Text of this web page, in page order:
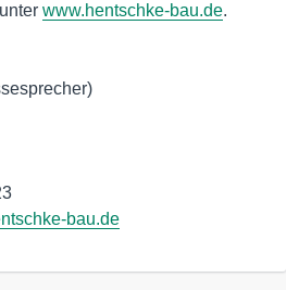
www.hentschke-bau.de.
bau.de